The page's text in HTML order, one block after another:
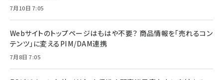
7月10日 7:05
Webサイトのトップページはもはや不要？ 商品情報を「売れるコン
テンツ」に変えるPIM/DAM連携
7月8日 7:05